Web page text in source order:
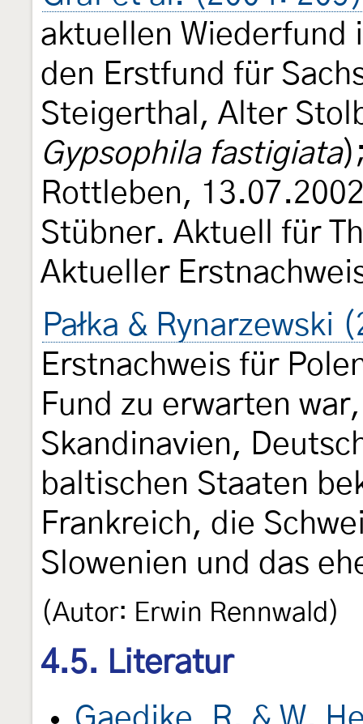
aktuellen Wiederfund
den Erstfund für
Steigerthal, Alter
Gypsophila fastigiata
Rottleben,
Stübner. Aktuell für
Aktueller
Pałka & Rynarzewski
Erstnachweis für
Fund zu erwarten
Skandinavien,
baltischen Staaten
Frankreich, die
Slowenien und das
(Autor: Erwin Rennwald)
4.5. Literatur